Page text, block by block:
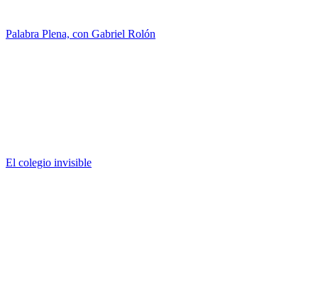
Palabra Plena, con Gabriel Rolón
El colegio invisible